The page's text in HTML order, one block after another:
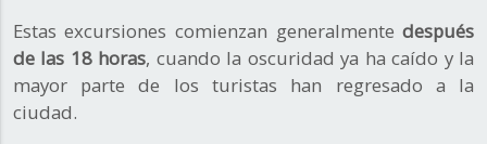
Estas excursiones comienzan generalmentedespués
de las 18 horas, cuando la oscuridad ya ha caído y la
mayor parte de los turistas han regresado a la
ciudad.